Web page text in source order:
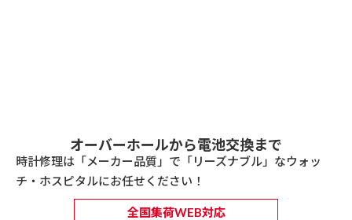
オーバーホールから電池交換まで
時計修理は「メーカー品質」で「リーズナブル」なウォッ
チ・ホスピタルにお任せください！
全国集荷WEB対応